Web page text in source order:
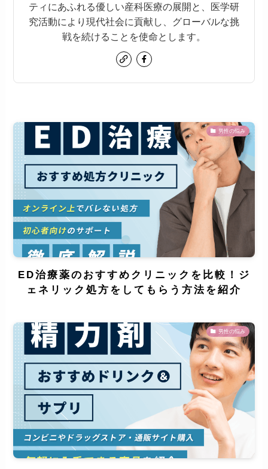
ティにあふれる優しい産科医療の展開と、医学研
究活動により現代社会に貢献し、グローバルな挑
戦を続けることを使命とします。
男性の悩み
ED治療薬のおすすめクリニックを比較！ジ
ェネリック処方をしてもらう方法を紹介
男性の悩み